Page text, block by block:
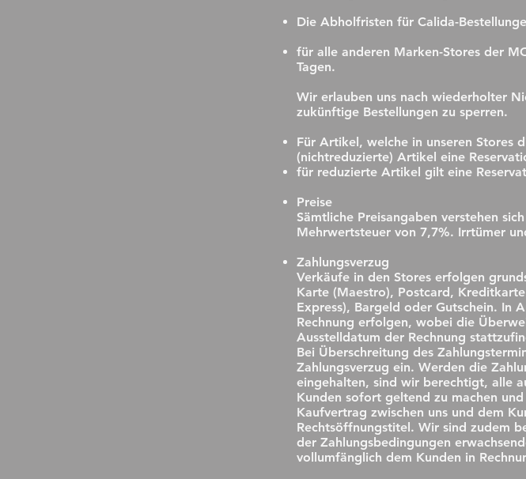
Die Abholfristen für Calida-
für alle anderen Marken-Stores der
Tagen.
Wir erlauben uns nach wiederholter
zukünftige Bestellungen zu sperren.
Für Artikel, welche in unseren Stores
(nichtreduzierte) Artikel eine
für reduzierte Artikel gilt eine
Preise
Sämtliche Preisangaben verstehen
Mehrwertsteuer von 7,7%. Irrtümer
Zahlungsverzug
Verkäufe in den Stores erfolgen
Karte (Maestro), Postcard,
Express), Bargeld oder Gutschein. In
Rechnung erfolgen, wobei die
Ausstelldatum der Rechnung
Bei Überschreitung des
Zahlungsverzug ein. Werden die
eingehalten, sind wir berechtigt, alle
Kunden sofort geltend zu machen
Kaufvertrag zwischen uns und dem
Rechtsöffnungstitel. Wir sind zudem
der Zahlungsbedingungen
vollumfänglich dem Kunden in